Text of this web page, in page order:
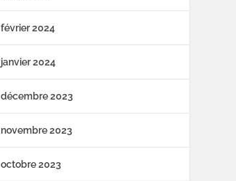
février 2024
janvier 2024
décembre 2023
novembre 2023
octobre 2023